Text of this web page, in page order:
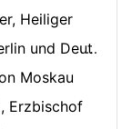
Heiliger
Deutschland
Moskau
Erzbischof